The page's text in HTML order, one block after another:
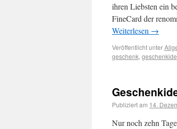
ihren Liebsten ein
FineCard der
Weiterlesen →
Veröffentlicht unter
geschenk,
Publiziert am 14.
Nur noch zehn